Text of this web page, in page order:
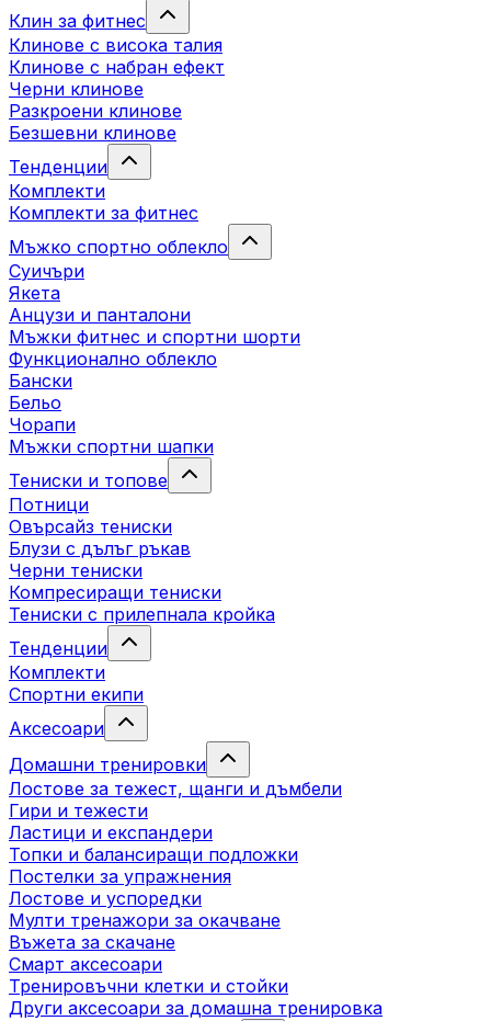
Клин за фитнес
Клинове с висока талия
Клинове с набран ефект
Черни клинове
Разкроени клинове
Безшевни клинове
Тенденции
Комплекти
Комплекти за фитнес
Мъжко спортно облекло
Суичъри
Якета
Aнцузи и панталони
Mъжки фитнес и спортни шорти
Функционално облекло
Бански
Бельо
Чорапи
Mъжки спортни шапки
Тениски и топове
Потници
Овърсайз тениски
Блузи с дълъг ръкав
Черни тениски
Компресиращи тениски
Тениски с прилепнала кройка
Тенденции
Комплекти
Спортни екипи
Аксесоари
Домашни тренировки
Лостове за тежест, щанги и дъмбели
Гири и тежести
Ластици и експандери
Топки и балансиращи подложки
Постелки за упражнения
Лостове и успоредки
Мулти тренажори за окачване
Въжета за скачане
Смарт аксесоари
Тренировъчни клетки и стойки
Други аксесоари за домашна тренировка